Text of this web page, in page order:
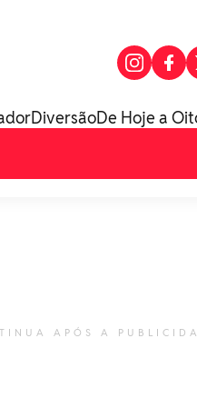
DiversãoDe Hoje a
APÓS A